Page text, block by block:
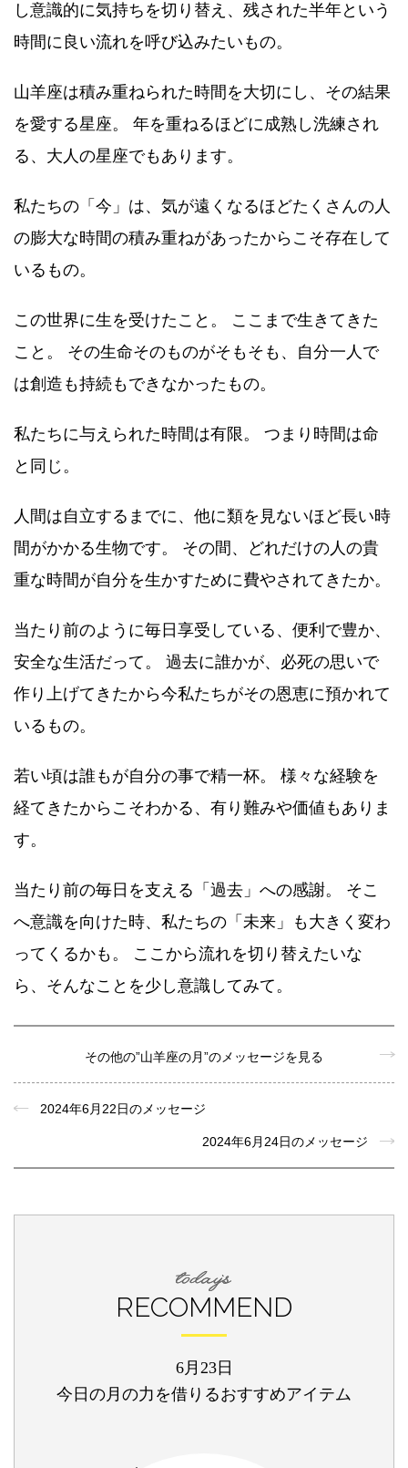
し意識的に気持ちを切り替え、残された半年という
時間に良い流れを呼び込みたいもの。
山羊座は積み重ねられた時間を大切にし、その結果
を愛する星座。 年を重ねるほどに成熟し洗練され
る、大人の星座でもあります。
私たちの「今」は、気が遠くなるほどたくさんの人
の膨大な時間の積み重ねがあったからこそ存在して
いるもの。
この世界に生を受けたこと。 ここまで生きてきた
こと。 その生命そのものがそもそも、自分一人で
は創造も持続もできなかったもの。
私たちに与えられた時間は有限。 つまり時間は命
と同じ。
人間は自立するまでに、他に類を見ないほど長い時
間がかかる生物です。 その間、どれだけの人の貴
重な時間が自分を生かすために費やされてきたか。
当たり前のように毎日享受している、便利で豊か、
安全な生活だって。 過去に誰かが、必死の思いで
作り上げてきたから今私たちがその恩恵に預かれて
いるもの。
若い頃は誰もが自分の事で精一杯。 様々な経験を
経てきたからこそわかる、有り難みや価値もありま
す。
当たり前の毎日を支える「過去」への感謝。 そこ
へ意識を向けた時、私たちの「未来」も大きく変わ
ってくるかも。 ここから流れを切り替えたいな
ら、そんなことを少し意識してみて。
その他の”山羊座の月”のメッセージを見る
2024年6月22日のメッセージ
2024年6月24日のメッセージ
RECOMMEND
6月23日
今日の月の力を借りるおすすめアイテム